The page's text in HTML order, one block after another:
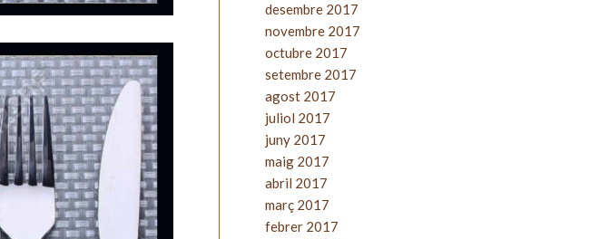
desembre 2017
novembre 2017
octubre 2017
setembre 2017
agost 2017
juliol 2017
juny 2017
maig 2017
abril 2017
març 2017
febrer 2017